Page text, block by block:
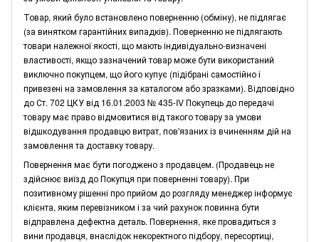
Товар, який було встановлено поверненню (обміну), не підлягає
(за винятком гарантійних випадків). Поверненню не підлягають
товари належної якості, що мають індивідуально-визначені
властивості, якщо зазначений товар може бути використаний
виключно покупцем, що його купує (підібрані самостійно і
привезені на замовлення за каталогом або зразками). Відповідно
до Ст. 702 ЦКУ від 16.01.2003 № 435-IV Покупець до передачі
товару має право відмовитися від такого товару за умови
відшкодування продавцю витрат, пов'язаних із вчиненням дій на
замовлення та доставку товару.
Повернення має бути погоджено з продавцем. (Продавець не
здійснює виїзд до Покупця при поверненні товару). При
позитивному рішенні про прийом до розгляду менеджер інформує
клієнта, яким перевізником і за чий рахунок повинна бути
відправлена дефектна деталь. Повернення, яке провадиться з
вини продавця, внаслідок некоректного підбору, пересортиці,